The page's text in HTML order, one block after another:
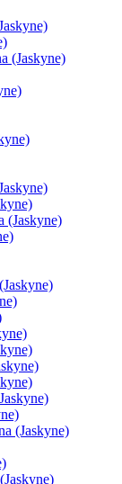
(Jaskyne)
(Jaskyne)
(Jaskyne)